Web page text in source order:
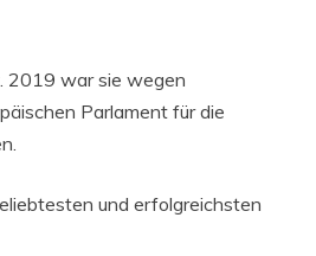
2019 war sie wegen
Parlament für die
und erfolgreichsten